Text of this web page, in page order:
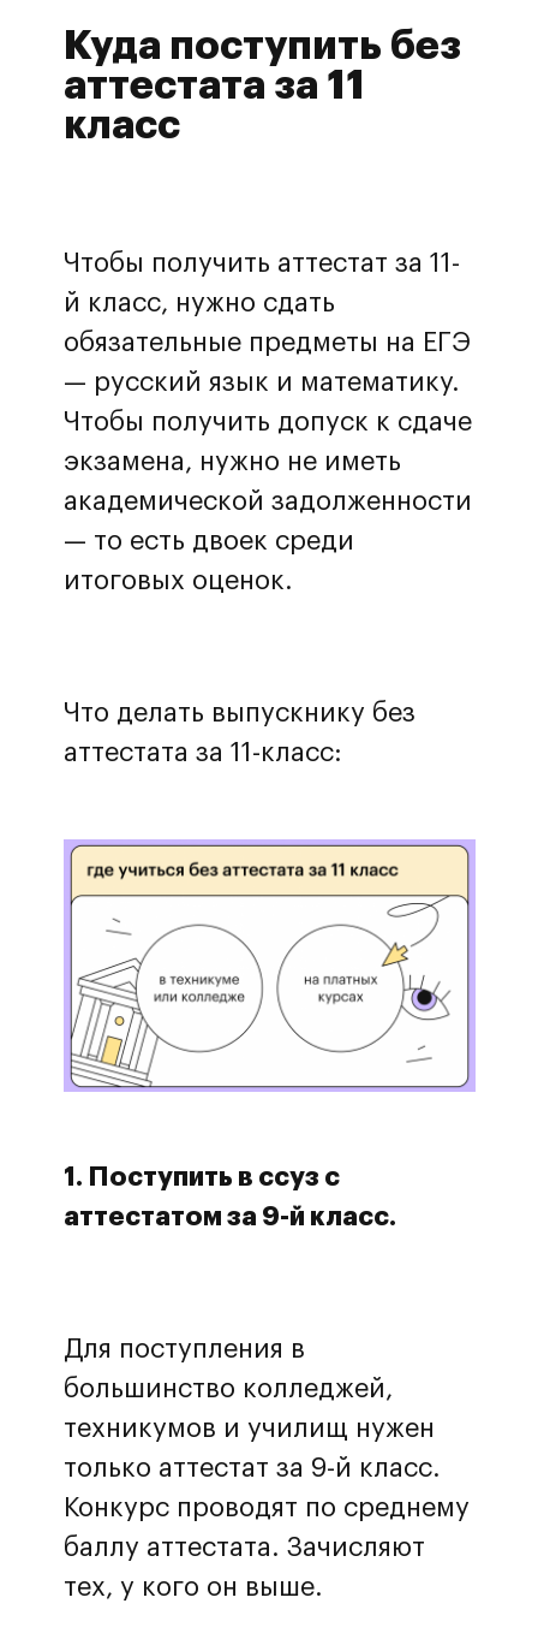
Куда поступить без
аттестата за 11
класс
Чтобы получить аттестат за 11-
й класс, нужно сдать
обязательные предметы на ЕГЭ
— русский язык и математику.
Чтобы получить допуск к сдаче
экзамена, нужно не иметь
академической задолженности
— то есть двоек среди
итоговых оценок.
Что делать выпускнику без
аттестата за 11-класс:
1. Поступить в ссуз с
аттестатом за 9-й класс.
Для поступления в
большинство колледжей,
техникумов и училищ нужен
только аттестат за 9-й класс.
Конкурс проводят по среднему
баллу аттестата. Зачисляют
тех, у кого он выше.